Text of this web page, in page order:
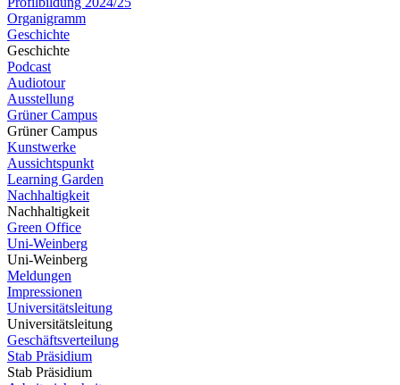
Organigramm
Geschichte
Geschichte
Podcast
Audiotour
Ausstellung
Grüner Campus
Grüner Campus
Kunstwerke
Aussichtspunkt
Learning Garden
Nachhaltigkeit
Nachhaltigkeit
Green Office
Uni-Weinberg
Uni-Weinberg
Meldungen
Impressionen
Universitätsleitung
Universitätsleitung
Geschäftsverteilung
Stab Präsidium
Stab Präsidium